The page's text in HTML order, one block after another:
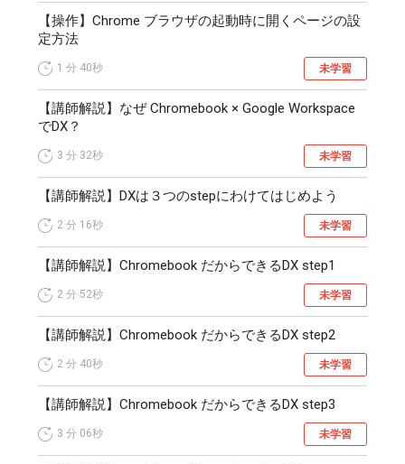
【操作】Chrome ブラウザの起動時に開くページの設
定方法
1 分 40秒 未学習
【講師解説】なぜ Chromebook × Google Workspace
でDX？
3 分 32秒 未学習
【講師解説】DXは３つのstepにわけてはじめよう
2 分 16秒 未学習
【講師解説】Chromebook だからできるDX step1
2 分 52秒 未学習
【講師解説】Chromebook だからできるDX step2
2 分 40秒 未学習
【講師解説】Chromebook だからできるDX step3
3 分 06秒 未学習
Chromebook を創造的に活用していきましょう。